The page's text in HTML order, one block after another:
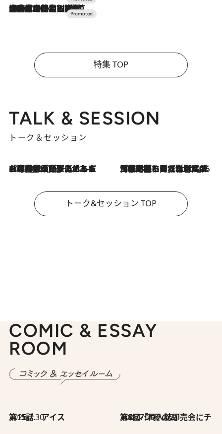
2026.7.10
NEW OPEN！【界 草津】名湯の地に誕生。趣の異なる2種の温泉と上州ならではの会席・蕎麦割烹など美食を味わう究極の癒やし旅
特集 TOP
TALK & SESSION
トーク＆セッション
2026.8.3
「今後値上げがあるとすれば…」「リスクがあるのは今年の冬」エネルギー専門家が語る、ホルムズ海峡封鎖が家庭にもたらす“ある心配” 2026.8.3
「住宅建てられない…」「サーチャージ料の高値が続いている」ホルムズ海峡封鎖による影響はいつまで続く？《エネルギー専門家に聞く“どうなる日本の暮らし”》
トーク&セッション TOP
COMIC & ESSAY
ROOM
2026.7.30
第15話 アイス 2026.7.30
第8回「同人誌即売会にチャレンジ その2」